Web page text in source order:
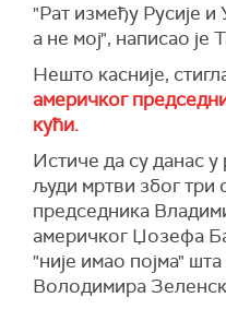
"Рат између Русије и
а не мој", написао је
Нешто касније,
америчког
кући.
Истиче да су данас у
људи мртви због три
председника
америчког Џозефа
"није имао појма"
Володимира